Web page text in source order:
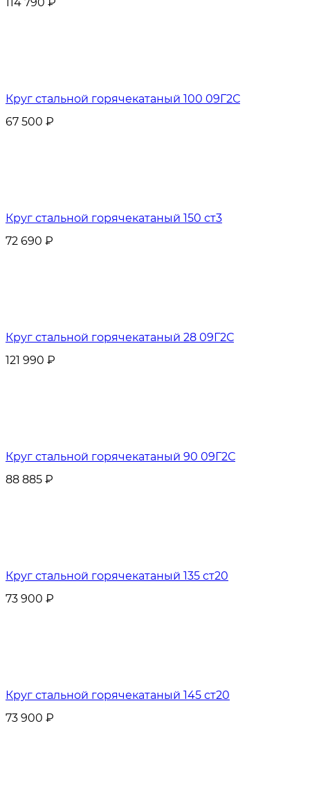
114 790 ₽
Круг стальной горячекатаный 100 09Г2С
67 500 ₽
Круг стальной горячекатаный 150 ст3
72 690 ₽
Круг стальной горячекатаный 28 09Г2С
121 990 ₽
Круг стальной горячекатаный 90 09Г2С
88 885 ₽
Круг стальной горячекатаный 135 ст20
73 900 ₽
Круг стальной горячекатаный 145 ст20
73 900 ₽